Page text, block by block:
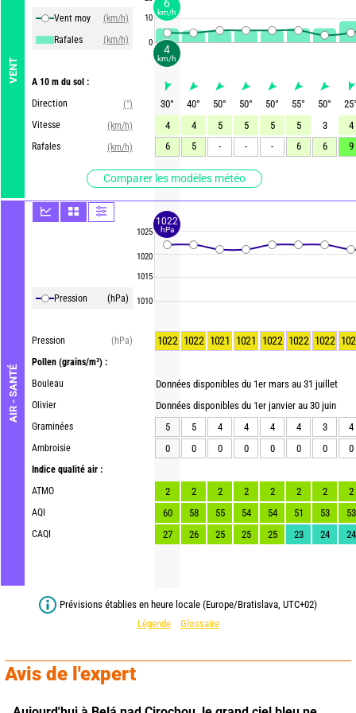
VENT
Vent moy
(km/h)
Rafales
(km/h)
A 10 m du sol :
Direction
(°)
Vitesse
(km/h)
Rafales
(km/h)
Comparer les modèles météo
AIR - SANTÉ
Pression (hPa)
Pression
(hPa)
Pollen (grains/m³) :
Bouleau
Olivier
Graminées
Ambroisie
Indice qualité air :
ATMO
AQI
CAQI
10
0
1025
1020
1015
1010
30° 40° 50° 50° 50° 55° 50° 25
4
4 5 5 5 5 3
4
6
5 - - - 6 6 9
1022 1022 1021 1021 1022 1022 1022
Données disponibles du 1er mars au 31 juillet
Données disponibles du 1er janvier au 30 juin
5
5 4 4 4 4 3
4
0
0 0 0 0 0 0 0
2 2 2 2 2 2 2
2
60
58 55 54 54 51 53
53
27
26 25 25 25 23 24 24
Prévisions établies en heure locale (Europe/Bratislava, UTC+02)
Légende
Glossaire
Avis de l'expert
4
km/h
6
km/h
1022
hPa